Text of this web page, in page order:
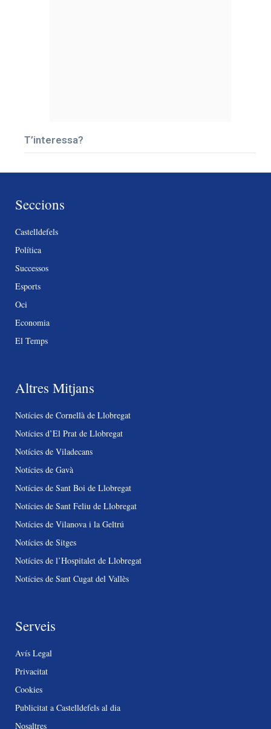
T’interessa?
Seccions
Castelldefels
Política
Successos
Esports
Oci
Economia
El Temps
Altres Mitjans
Notícies de Cornellà de Llobregat
Notícies d’El Prat de Llobregat
Notícies de Viladecans
Notícies de Gavà
Notícies de Sant Boi de Llobregat
Notícies de Sant Feliu de Llobregat
Notícies de Vilanova i la Geltrú
Notícies de Sitges
Notícies de l’Hospitalet de Llobregat
Notícies de Sant Cugat del Vallès
Serveis
Avís Legal
Privacitat
Cookies
Publicitat a Castelldefels al dia
Nosaltres